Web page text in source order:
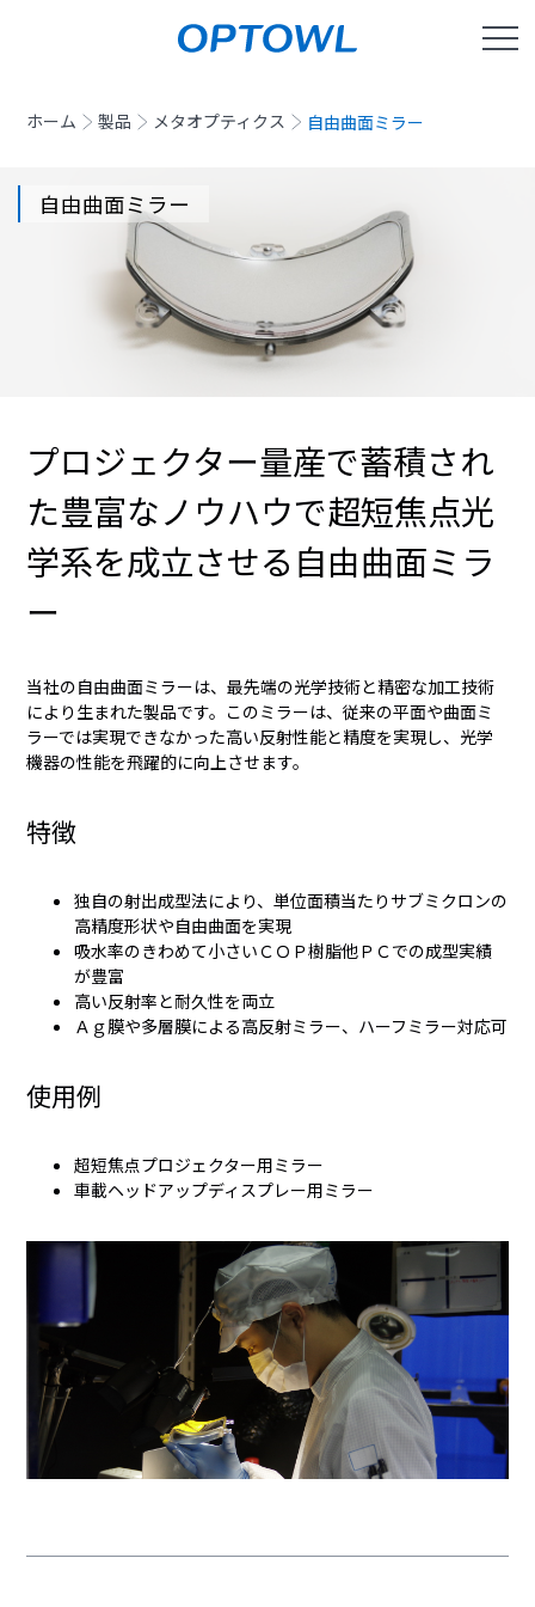
ホーム 製品 メタオプティクス 自由曲面ミラー
自由曲面ミラー
プロジェクター量産で蓄積され
た豊富なノウハウで超短焦点光
学系を成立させる自由曲面ミラ
ー
当社の自由曲面ミラーは、最先端の光学技術と精密な加工技術
により生まれた製品です。このミラーは、従来の平面や曲面ミ
ラーでは実現できなかった高い反射性能と精度を実現し、光学
機器の性能を飛躍的に向上させます。
特徴
独自の射出成型法により、単位面積当たりサブミクロンの
高精度形状や自由曲面を実現
吸水率のきわめて小さいＣＯＰ樹脂他ＰＣでの成型実績
が豊富
高い反射率と耐久性を両立
Ａｇ膜や多層膜による高反射ミラー、ハーフミラー対応可
使用例
超短焦点プロジェクター用ミラー
車載ヘッドアップディスプレー用ミラー